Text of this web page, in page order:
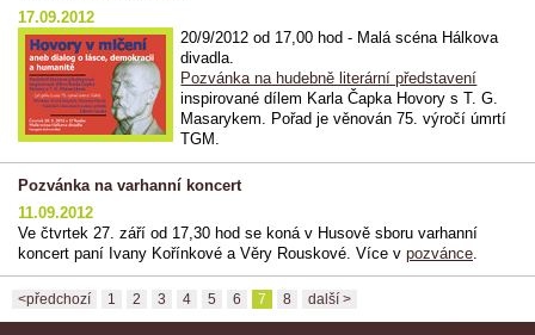
17.09.2012
20/9/2012 od 17,00 hod - Malá scéna Hálkova
divadla.
Pozvánka na hudebně literární představení
inspirované dílem Karla Čapka Hovory s T. G.
Masarykem. Pořad je věnován 75. výročí úmrtí
TGM.
Pozvánka na varhanní koncert
11.09.2012
Ve čtvrtek 27. září od 17,30 hod se koná v Husově sboru varhanní
koncert paní Ivany Kořínkové a Věry Rouskové. Více v pozvánce.
<předchozí 1 2 3 4 5 6 7 8 další >